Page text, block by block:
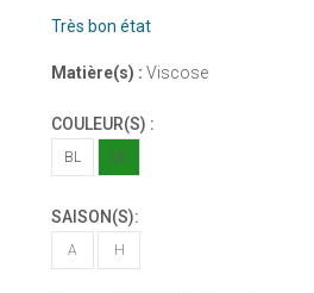
Très bon état
Matière(s) : Viscose
COULEUR(S) :
BL VE
SAISON(S):
A H